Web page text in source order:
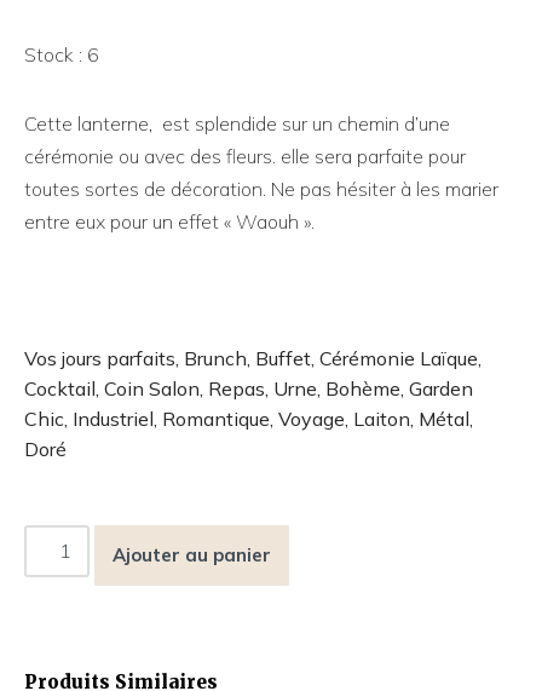
Stock : 6
Cette lanterne, est splendide sur un chemin d’une
cérémonie ou avec des fleurs. elle sera parfaite pour
toutes sortes de décoration. Ne pas hésiter à les marier
entre eux pour un effet « Waouh ».
Vos jours parfaits, Brunch, Buffet, Cérémonie Laïque,
Cocktail, Coin Salon, Repas, Urne, Bohème, Garden
Chic, Industriel, Romantique, Voyage, Laiton, Métal,
Doré
Ajouter au panier
Produits Similaires